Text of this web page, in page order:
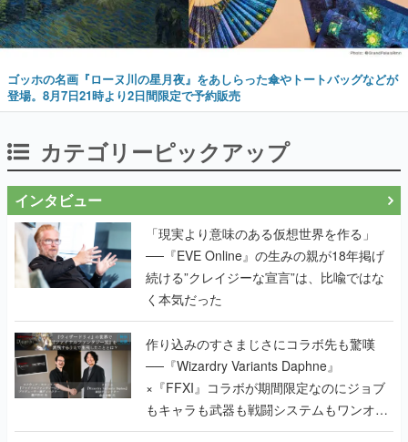
ゴッホの名画『ローヌ川の星月夜』をあしらった傘やトートバッグなどが
登場。8月7日21時より2日間限定で予約販売
カテゴリーピックアップ
インタビュー
「現実より意味のある仮想世界を作る」
──『EVE Online』の生みの親が18年掲げ
続ける”クレイジーな宣言”は、比喩ではな
く本気だった
作り込みのすさまじさにコラボ先も驚嘆
──『Wizardry Variants Daphne』
×『FFXI』コラボが期間限定なのにジョブ
もキャラも武器も戦闘システムもワンオフ
で作り込まれた理由を両ディレクターに聞